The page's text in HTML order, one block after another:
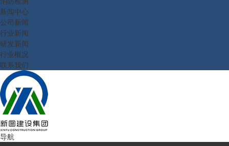
新闻中心
公司新闻
行业新闻
研发新闻
行业概况
联系我们
导航